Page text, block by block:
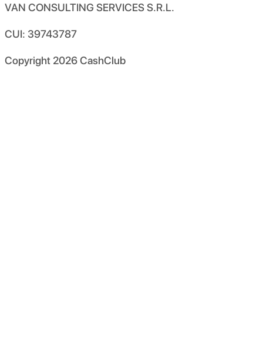
VAN CONSULTING SERVICES S.R.L.
CUI: 39743787
Copyright 2026CashClub